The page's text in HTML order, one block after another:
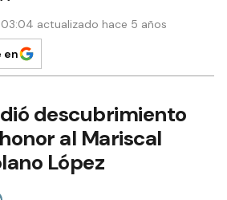
actualizado hace 5 años
en
descubrimiento
al Mariscal
López